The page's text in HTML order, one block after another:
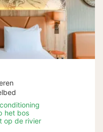
het bos
op de rivier